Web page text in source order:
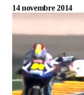
14 novembre 2014